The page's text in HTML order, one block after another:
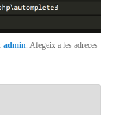
admin. Afegeix a les adreces